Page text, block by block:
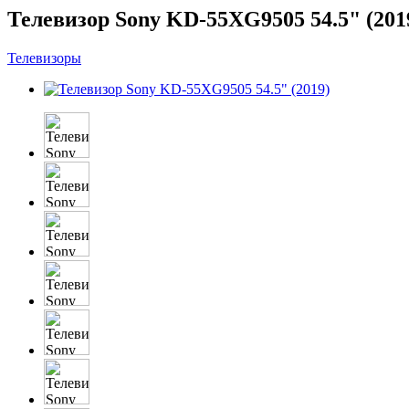
Телевизор Sony KD-55XG9505 54.5"
Телевизоры